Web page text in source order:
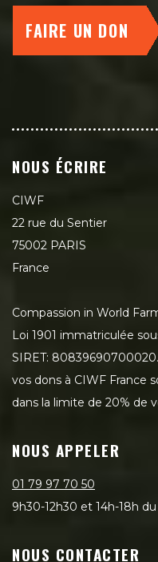
FAIRE UN DON
NOUS ÉCRIRE
CIWF
22 rue du Sentier
75002 PARIS
France
Compassion in World
Loi 1901 immatriculée
SIRET:
vos dons à CIWF France
dans la limite de 20% de
NOUS APPELER
01 79 97 70 50
9h30-12h30 et 14h-18h
NOUS CONTACTER